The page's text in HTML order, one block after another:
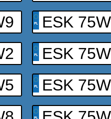
ESK
ESK
ESK